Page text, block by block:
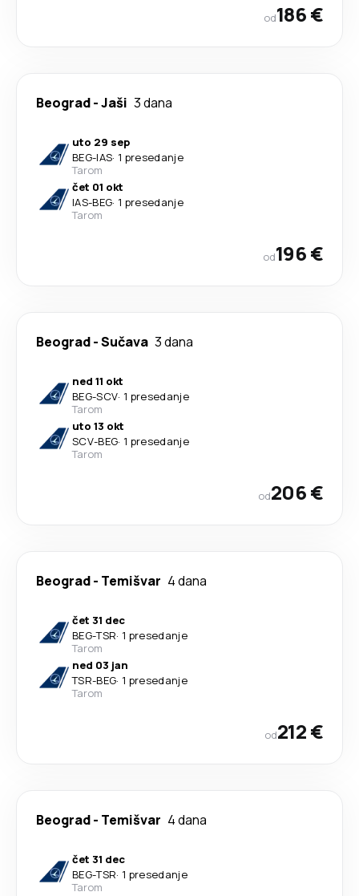
od186 €
Beograd-Jaši 3 dana
uto 29 sep
BEG-IAS· 1 presedanje
Tarom
čet 01 okt
IAS-BEG· 1 presedanje
Tarom
od196 €
Beograd-Sučava 3 dana
ned 11 okt
BEG-SCV· 1 presedanje
Tarom
uto 13 okt
SCV-BEG· 1 presedanje
Tarom
od206 €
Beograd- Temišvar 4 dana
čet 31 dec
BEG-TSR· 1 presedanje
Tarom
ned 03 jan
TSR-BEG· 1 presedanje
Tarom
od212 €
Beograd- Temišvar 4 dana
čet 31 dec
BEG-TSR· 1 presedanje
Tarom